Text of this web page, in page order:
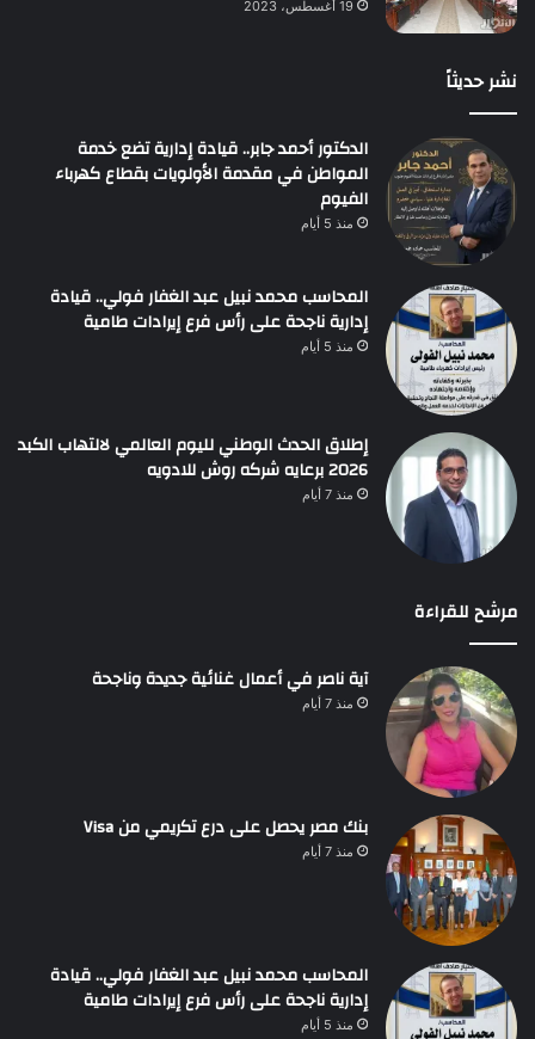
19 أغسطس، 2023
نشر حديثاً
الدكتور أحمد جابر.. قيادة إدارية تضع خدمة
المواطن في مقدمة الأولويات بقطاع كهرباء
الفيوم
منذ 5 أيام
المحاسب محمد نبيل عبد الغفار فولي.. قيادة
إدارية ناجحة على رأس فرع إيرادات طامية
منذ 5 أيام
إطلاق الحدث الوطني لليوم العالمي لالتهاب الكبد
2026 برعايه شركه روش للادويه
منذ 7 أيام
مرشح للقراءة
آية ناصر في أعمال غنائية جديدة وناجحة
منذ 7 أيام
بنك مصر يحصل على درع تكريمي من Visa
منذ 7 أيام
المحاسب محمد نبيل عبد الغفار فولي.. قيادة
إدارية ناجحة على رأس فرع إيرادات طامية
منذ 5 أيام